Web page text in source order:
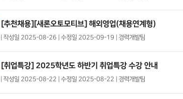
[추천채용][새론오토모티브] 해외영업(채용연계형)
작성일 2025-08-26 | 수정일 2025-09-19 | 경력개발팀
[취업특강] 2025학년도 하반기 취업특강 수강 안내
작성일 2025-08-22 | 수정일 2025-08-22 | 경력개발팀